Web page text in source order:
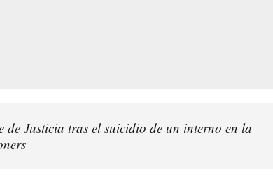
de Justicia tras el suicidio de un interno en la